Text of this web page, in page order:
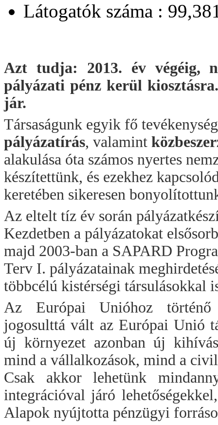
Látogatók száma :
Azt tudja: 2013. év végéig,
pályázati pénz kerül
jár.
Társaságunk egyik fő
pályázatírás, valamint
alakulása óta számos nyertes
készítettünk, és ezekhez
keretében sikeresen
Az eltelt tíz év során
Kezdetben a pályázatokat
majd 2003-ban a SAPARD
Terv I. pályázatainak
többcélú kistérségi társulásokkal
Az Európai Unióhoz történő
jogosulttá vált az Európai Unió
új környezet azonban új
mind a vállalkozások, mind a civil
Csak akkor lehetünk
integrációval járó
Alapok nyújtotta pénzügyi